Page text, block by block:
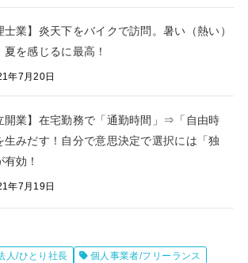
士業】炎天下をバイクで訪問。暑い（熱い）
夏を感じるに最高！
年7月20日
開業】在宅勤務で「通勤時間」⇒「自由時
生みだす！自分で意思決定で選択には「独
効！
年7月19日
人/ひとり社長 個人事業者/フリーランス